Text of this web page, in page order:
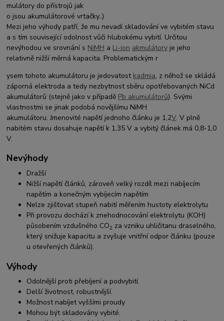
mulátory do přístrojů jak
o jsou akumulátorové vrtačky..)
Mezi jeho výhody patří, že mu nevadí skladování ve vybitém stavu
a s tím související odolnost vůči hlubokému vybití. Určitou
nevýhodou ve srovnání s NiMH a Li-ion akmulátory je jeho
relativně nižší měrná kapacita. Problematickým r
ysem tohoto akumulátoru je jedovatost kadmia, z něhož se skládá
záporná elektroda a tedy nezbytnost sběru opotřebovaných NiCd
akumulátorů (stejně jako v případě Pb akumulátorů). Svými
vlastnostmi se jinak podobá novějšímu NiMH
akumulátoru. Jmenovité napětí jednoho článku je 1,2V. V plně
nabitém stavu dosahuje napětí k 1,35 V a vybitý článek má 0,8-1,0
V.
Nevýhody
Dražší
Nižší napětí článků, zároveň velký rozdíl mezi nabíjecím
napětím a konečným vybíjecím napětím
Nelze zjišťovat stupeň nabití měřením hustoty elektrolytu
Při provozu dochází k znehodnocování elektrolytu (KOH)
působením vzdušného CO2 za vzniku uhličitanu draselného,
který snižuje kapacitu a zvyšuje vnitřní odpor článku (pouze
u otevřených článků).
Výhody
Odolnější proti přebíjení a podvybití.
Delší životnost, robustnější.
Možnost nabíjet vyššími proudy
Mohou být skladovány vybité.